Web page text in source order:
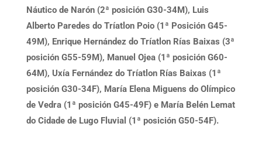
Náutico de Narón (2ª posición G30-34M), Luis
Alberto Paredes do Tríatlon Poio (1ª Posición G45-
49M), Enrique Hernández do Tríatlon Rías Baixas (3ª
posición G55-59M), Manuel Ojea (1ª posición G60-
64M), Uxía Fernández do Tríatlon Rías Baixas (1ª
posición G30-34F), María Elena Miguens do Olímpico
de Vedra (1ª posición G45-49F) e María Belén Lemat
do Cidade de Lugo Fluvial (1ª posición G50-54F).